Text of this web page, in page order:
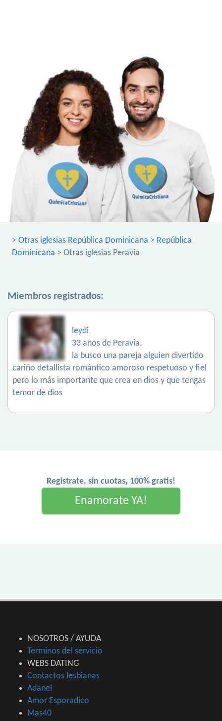
> Otras iglesias República Dominicana > República
Dominicana > Otras iglesias Peravia
Miembros registrados:
leydi
33 años de Peravia.
la busco una pareja alguien divertido
cariño detallista romántico amoroso respetuoso y fiel
pero lo más importante que crea en dios y que tengas
temor de dios
Registrate, sin cuotas, 100% gratis!
Enamorate YA!
NOSOTROS / AYUDA
Terminos del servicio
WEBS DATING
Contactos lesbianas
Adanel
Amor Esporadico
Mas40